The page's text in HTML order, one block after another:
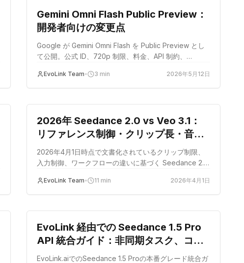
Gemini Omni Flash Public Preview：
開発者向けの変更点
Google が Gemini Omni Flash を Public Preview とし
て公開。公式 ID、720p 制限、料金、API 制約、
EvoLink Team• 3 min 2026年5月12日
比較
2026年 Seedance 2.0 vs Veo 3.1：
リファレンス制御・クリップ長・音声
ワークフローで選ぶ
2026年4月1日時点で文書化されているクリップ制限、
入力制御、ワークフローの違いに基づく Seedance 2.0
EvoLink Team• 11 min 2026年4月1日
チュートリアル
EvoLink 経由での Seedance 1.5 Pro
API 統合ガイド：非同期タスク、コー
ルバック、生成モードの詳細
EvoLink.aiでのSeedance 1.5 Proの本番グレード統合ガ